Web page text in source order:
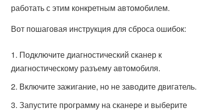
работать с этим конкретным автомобилем.
Вот пошаговая инструкция для сброса ошибок:
Подключите диагностический сканер к
диагностическому разъему автомобиля.
Включите зажигание, но не заводите двигатель.
Запустите программу на сканере и выберите